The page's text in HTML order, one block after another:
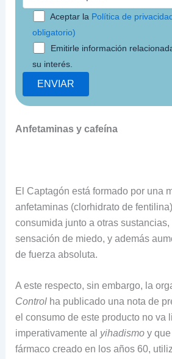
Aceptar la Política de
obligatorio)
Emitirle información
su interés.
Anfetaminas y cafeína
El Captagón está formado por una
anfetaminas (clorhidrato de
consumida junto a otras
sensación de miedo, y además
de fuerza absoluta.
A este respecto, sin embargo, la
Controlha publicado una nota de
el consumo de este producto no va
imperativamente al yihadismoy que
fármaco creado en los años 60,